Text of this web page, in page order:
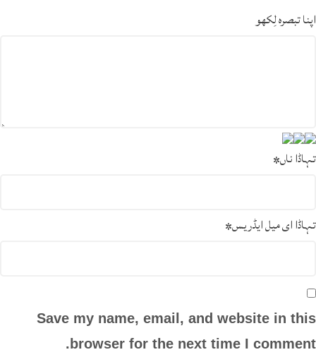
اپنا تبصرہ لِکھو
تہاڈا ناں*
تہاڈا ای میل ایڈریس*
Save my name, email, and website in this
browser for the next time I comment.